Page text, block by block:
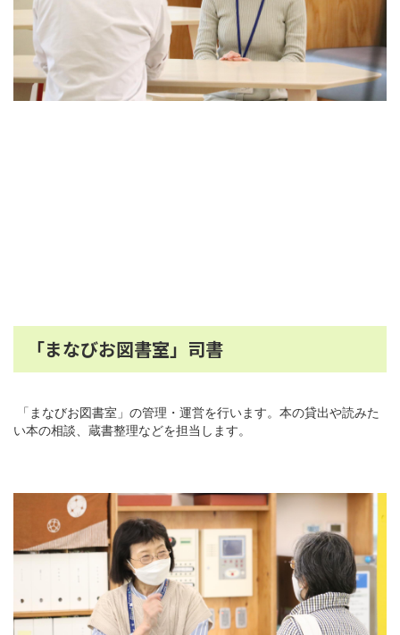
「まなびお図書室」司書
「まなびお図書室」の管理・運営を行います。本の貸出や読みた
い本の相談、蔵書整理などを担当します。